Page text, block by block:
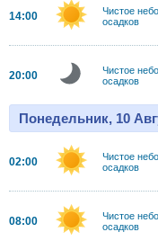
14:00
Чистое
осадков
20:00
Чистое
осадков
Понедельник, 10
02:00
Чистое
осадков
08:00
Чистое
осадков